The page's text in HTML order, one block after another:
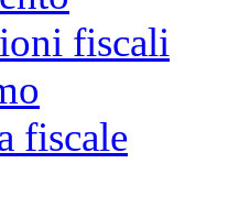
fiscali
fiscale